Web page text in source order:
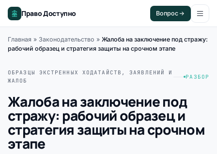
Право Доступно Вопрос
Главная » Законодательство » Жалоба на заключение под стражу:
рабочий образец и стратегия защиты на срочном этапе
ОБРАЗЦЫ ЭКСТРЕННЫХ ХОДАТАЙСТВ, ЗАЯВЛЕНИЙ И
ЖАЛОБ
РАЗБОР
Жалоба на заключение под
стражу: рабочий образец и
стратегия защиты на срочном
этапе